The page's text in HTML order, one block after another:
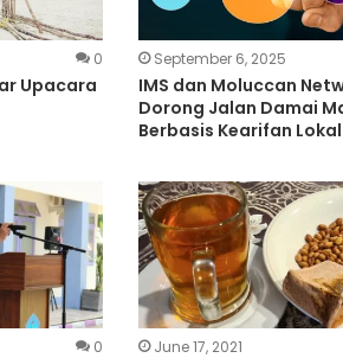
0
Upacara
September 6, 2025
IMS dan Moluccan
Dorong Jalan Damai
Berbasis Kearifan Lokal
0 June 17, 2021